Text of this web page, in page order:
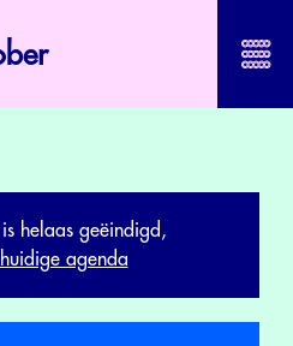
helaas geëindigd,
agenda